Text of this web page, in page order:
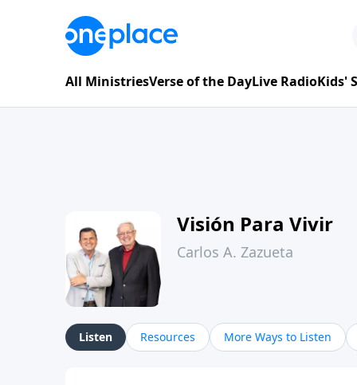
All MinistriesVerse of the DayLive RadioKids'
Visión Para Vivir
Carlos A. Zazueta
Listen Resources More Ways to Listen